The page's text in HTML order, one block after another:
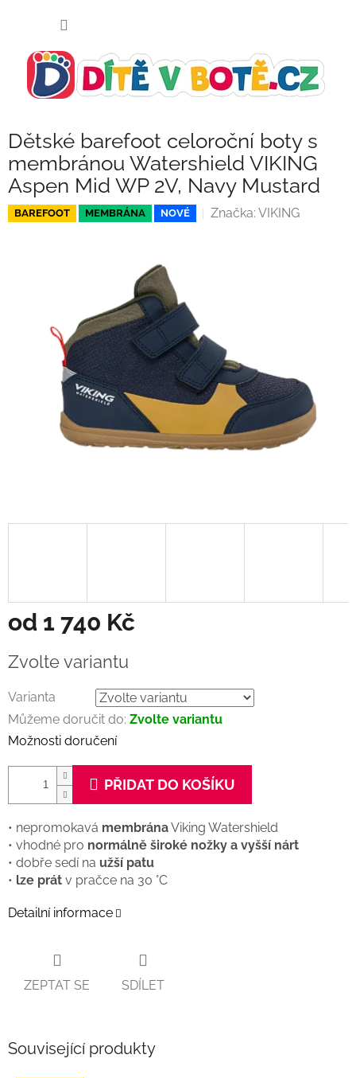
Dětské barefoot celoroční boty s
membránou Watershield VIKING
Aspen Mid WP 2V, Navy Mustard
BAREFOOT MEMBRÁNA NOVÉ Značka: VIKING
od 1 740 Kč
cena:
Zvolte variantu
Varianta
Můžeme doručit do: Zvolte variantu
Možnosti doručení
PŘIDAT DO KOŠÍKU
• nepromokavá membránaViking Watershield
• vhodné pro normálně široké nožky a vyšší nárt
• dobře sedí na užší patu
• lze prát v pračce na 30 °C
Detailní informace
ZEPTAT SE SDÍLET
Související produkty